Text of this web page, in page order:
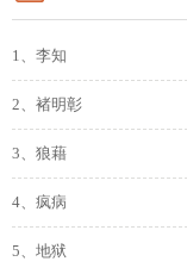
1、李知
2、褚明彰
3、狼藉
4、疯病
5、地狱